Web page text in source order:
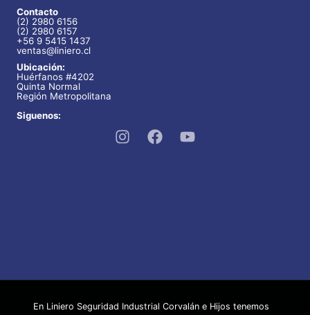
Contacto
(2) 2980 6156
(2) 2980 6157
+56 9 5415 1437
ventas@liniero.cl
Ubicación:
Huérfanos #4202
Quinta Normal
Región Metropolitana
Siguenos:
En Liniero Seguridad Industrial Corvalán e Hijos tenemos